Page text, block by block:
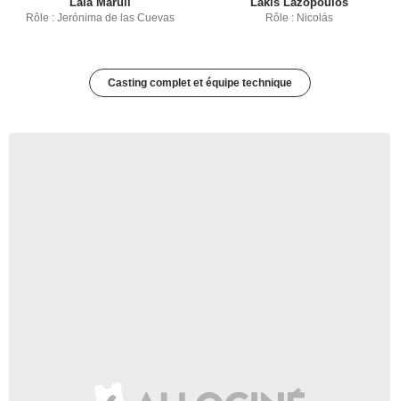
Rôle : Jerónima de las Cuevas Rôle : Nicolás
Casting complet et équipe technique